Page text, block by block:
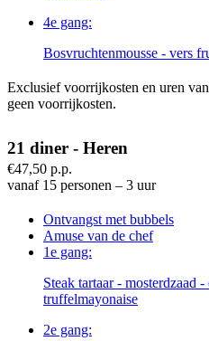
4e gang:
Bosvruchtenmousse - vers
Exclusief voorrijkosten en uren
geen voorrijkosten.
21 diner - Heren
€47,50 p.p.
vanaf 15 personen – 3 uur
Ontvangst met bubbels
Amuse van de chef
1e gang:
Steak tartaar - mosterdzaad
truffelmayonaise
2e gang: